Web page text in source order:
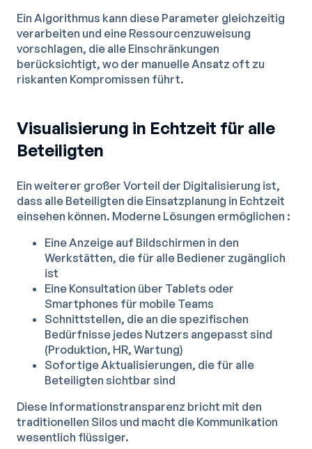
Ein Algorithmus kann diese Parameter gleichzeitig
verarbeiten und eine Ressourcenzuweisung
vorschlagen, die alle Einschränkungen
berücksichtigt, wo der manuelle Ansatz oft zu
riskanten Kompromissen führt.
Visualisierung in Echtzeit für alle
Beteiligten
Ein weiterer großer Vorteil der Digitalisierung ist,
dass alle Beteiligten die Einsatzplanung in Echtzeit
einsehen können. Moderne Lösungen ermöglichen :
Eine Anzeige auf Bildschirmen in den
Werkstätten, die für alle Bediener zugänglich
ist
Eine Konsultation über Tablets oder
Smartphones für mobile Teams
Schnittstellen, die an die spezifischen
Bedürfnisse jedes Nutzers angepasst sind
(Produktion, HR, Wartung)
Sofortige Aktualisierungen, die für alle
Beteiligten sichtbar sind
Diese Informationstransparenz bricht mit den
traditionellen Silos und macht die Kommunikation
wesentlich flüssiger.